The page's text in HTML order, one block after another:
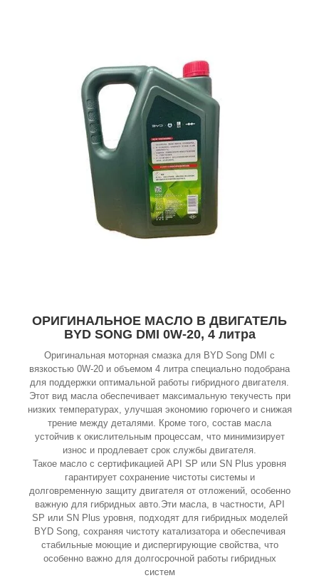
ОРИГИНАЛЬНОЕ МАСЛО В ДВИГАТЕЛЬ
BYD SONG DMI 0W-20, 4 литра
Оригинальная моторная смазка для BYD Song DMI с
вязкостью 0W-20 и объемом 4 литра специально подобрана
для поддержки оптимальной работы гибридного двигателя.
Этот вид масла обеспечивает максимальную текучесть при
низких температурах, улучшая экономию горючего и снижая
трение между деталями. Кроме того, состав масла
устойчив к окислительным процессам, что минимизирует
износ и продлевает срок службы двигателя.
Такое масло с сертификацией API SP или SN Plus уровня
гарантирует сохранение чистоты системы и
долговременную защиту двигателя от отложений, особенно
важную для гибридных авто.Эти масла, в частности, API
SP или SN Plus уровня, подходят для гибридных моделей
BYD Song, сохраняя чистоту катализатора и обеспечивая
стабильные моющие и диспергирующие свойства, что
особенно важно для долгосрочной работы гибридных
систем